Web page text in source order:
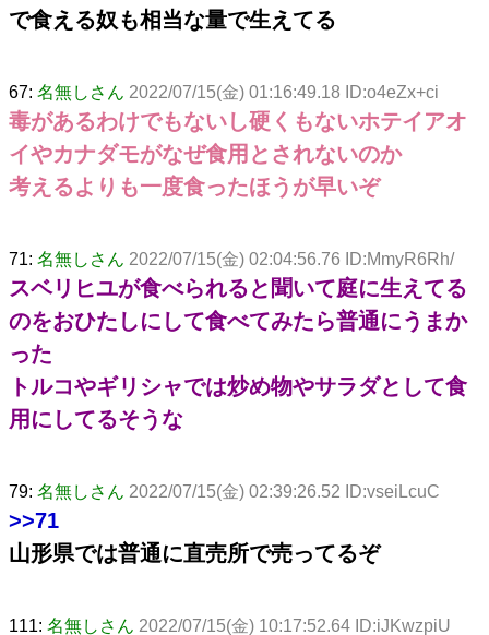
で食える奴も相当な量で生えてる
67: 名無しさん 2022/07/15(金) 01:16:49.18 ID:o4eZx+ci
毒があるわけでもないし硬くもないホテイアオ
イやカナダモがなぜ食用とされないのか
考えるよりも一度食ったほうが早いぞ
71: 名無しさん 2022/07/15(金) 02:04:56.76 ID:MmyR6Rh/
スベリヒユが食べられると聞いて庭に生えてる
のをおひたしにして食べてみたら普通にうまか
った
トルコやギリシャでは炒め物やサラダとして食
用にしてるそうな
79: 名無しさん 2022/07/15(金) 02:39:26.52 ID:vseiLcuC
>>71
山形県では普通に直売所で売ってるぞ
111: 名無しさん 2022/07/15(金) 10:17:52.64 ID:iJKwzpiU